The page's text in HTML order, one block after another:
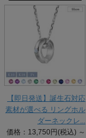
【即日発送】誕生石対応
素材が選べる リングホル
ダーネックレ...
価格：13,750円(税込) ～